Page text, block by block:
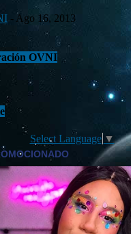
- Ago 16, 2013
OVNI
Select Language ▼